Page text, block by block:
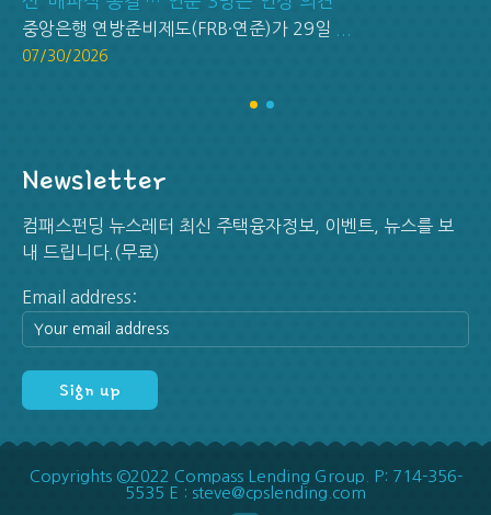
중앙은행 연방준비제도(FRB·연준)가 29일
07/30/2026
Newsletter
컴패스펀딩 뉴스레터 최신 주택융자정보, 이벤트, 뉴스를 보
내 드립니다.(무료)
Email address:
Copyrights ©2022 Compass Lending Group. P: 714-356-
5535 E : steve@cpslending.com